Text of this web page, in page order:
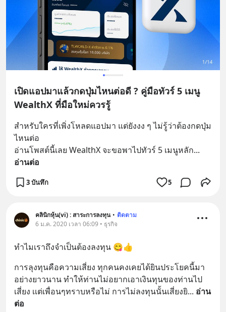
เปิดแอปมาแล้วกดปุ่มไหนต่อดี ? คู่มือทัวร์ 5 เมนู
WealthX ที่มือใหม่ควรรู้
สำหรับใครที่เพิ่งโหลดแอปมา แต่ยังงง ๆ ไม่รู้ว่าต้องกดปุ่ม
ไหนต่อ
อ่านโพสต์นี้เลย WealthX จะขอพาไปทัวร์ 5 เมนูหลัก
อ่านต่อ
3 บันทึก 5
คลินิกหุ้น(vi) : สาระการลงทุน • ติดตาม
6 ม.ค. 2020 เวลา 06:09 • ธุรกิจ
ทำไมเราถึงจำเป็นต้องลงทุน 😋👍
การลุงทุนคือความเสี่ยง ทุกคนคงเคยได้ยินประโยคนี้มา
อย่างยาวนาน ทำให้ท่านไม่อยากเอาเงินทุนของท่านไป
เสี่ยง เเต่เพื่อนๆทราบหรือไม่ การไม่ลงทุนนั้นเสี่ยงยิ... อ่าน
ต่อ